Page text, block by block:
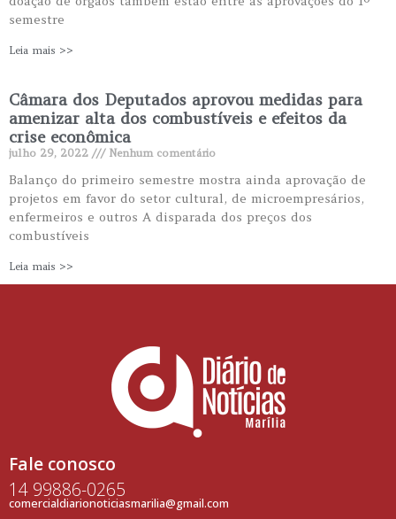
semestre
Leia mais >>
Câmara dos Deputados aprovou medidas para
amenizar alta dos combustíveis e efeitos da
crise econômica
julho 29, 2022 Nenhum comentário
Balanço do primeiro semestre mostra ainda aprovação de
projetos em favor do setor cultural, de microempresários,
enfermeiros e outros A disparada dos preços dos
combustíveis
Leia mais >>
Fale conosco
14 99886-0265
comercialdiarionoticiasmarilia@gmail.com